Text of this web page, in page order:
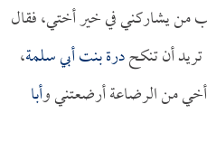
من يشاركني في خير أختي، فقال
تريد أن تنكحدرة بنت أبي سلمة،
أخي من الرضاعة أرضعتني وأبا